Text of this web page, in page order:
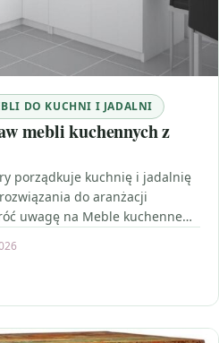
DO KUCHNI I JADALNI
mebli kuchennych z
porządkuje kuchnię i jadalnię
do aranżacji
uwagę na Meble kuchenne